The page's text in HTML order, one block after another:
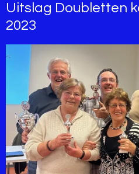
Uitslag Doubletten
2023